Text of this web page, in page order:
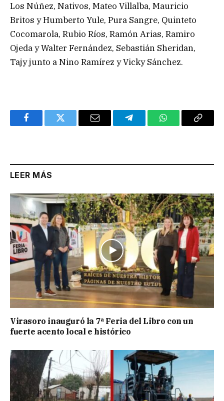
Los Núñez, Nativos, Mateo Villalba, Mauricio
Britos y Humberto Yule, Pura Sangre, Quinteto
Cocomarola, Rubio Ríos, Ramón Arias, Ramiro
Ojeda y Walter Fernández, Sebastián Sheridan,
Tajy junto a Nino Ramírez y Vicky Sánchez.
FacebookTwitter Email TelegramWhatsAppCopy
LEER MÁS
Virasoro inauguró la 7ª Feria del Libro con un
fuerte acento local e histórico